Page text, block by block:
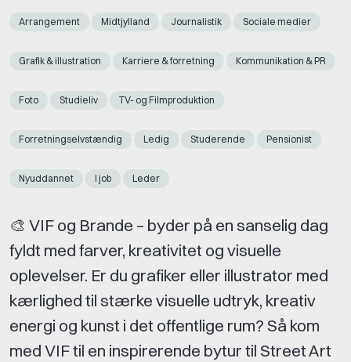
Arrangement Midtjylland Journalistik Sociale medier
Grafik & illustration Karriere & forretning Kommunikation & PR
Foto Studieliv TV- og Filmproduktion
Forretningselvstændig Ledig Studerende Pensionist
Nyuddannet I job Leder
🎨 VIF og Brande – byder på en sanselig dag
fyldt med farver, kreativitet og visuelle
oplevelser. Er du grafiker eller illustrator med
kærlighed til stærke visuelle udtryk, kreativ
energi og kunst i det offentlige rum? Så kom
med VIF til en inspirerende bytur til Street Art